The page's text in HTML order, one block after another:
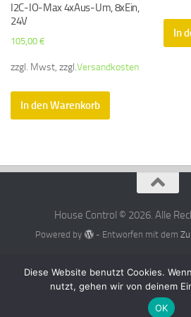
I2C-IO-Max 4xAus-Um, 8xEin,
24V
105,00 €
zzgl. Mwst, zzgl. Versandkosten
In den Warenkorb
In
House Control © 2026. Alle
Powered by - Entworfen mit dem
Diese Website benutzt Cookies.
nutzt, gehen wir von deinem
OK